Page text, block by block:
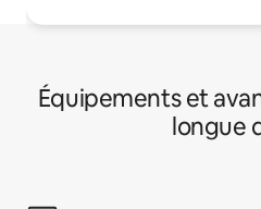
Équipements et
longue